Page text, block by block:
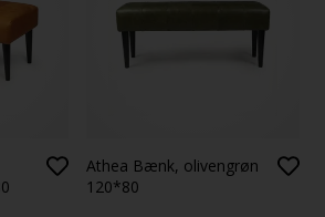
Athea Bænk, olivengrøn
120*80